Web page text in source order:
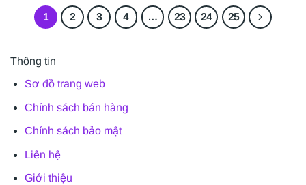
1 2 3 4 … 23 24 25
Thông tin
Sơ đồ trang web
Chính sách bán hàng
Chính sách bảo mật
Liên hệ
Giới thiệu